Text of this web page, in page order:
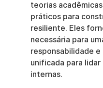
teorias
práticos para
resiliente. Eles
necessária para
responsabilidade
unificada para
internas.